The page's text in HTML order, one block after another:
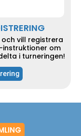
vill registrera
om
i turneringen!